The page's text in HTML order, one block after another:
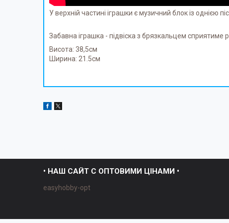
У верхній частині іграшки є музичний блок із однією
Забавна іграшка - підвіска з брязкальцем сприятиме
Висота: 38,5см
Ширина: 21.5см
• НАШ САЙТ С ОПТОВИМИ ЦІНАМИ •
easyhobby-opt